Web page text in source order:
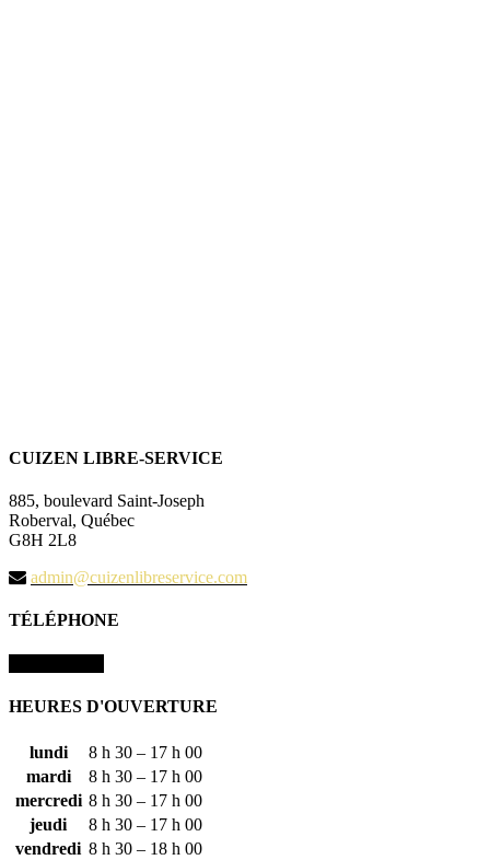
CUIZEN LIBRE-SERVICE
885, boulevard Saint-Joseph
Roberval, Québec
G8H 2L8
admin@cuizenlibreservice.com
TÉLÉPHONE
HEURES D'OUVERTURE
lundi
8 h 30 – 17 h 00
mardi
8 h 30 – 17 h 00
mercredi 8 h 30 – 17 h 00
jeudi
8 h 30 – 17 h 00
vendredi 8 h 30 – 18 h 00